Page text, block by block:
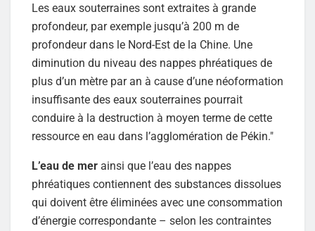
Les eaux souterraines sont extraites à grande
profondeur, par exemple jusqu’à 200 m de
profondeur dans le Nord-Est de la Chine. Une
diminution du niveau des nappes phréatiques de
plus d’un mètre par an à cause d’une néoformation
insuffisante des eaux souterraines pourrait
conduire à la destruction à moyen terme de cette
ressource en eau dans l’agglomération de Pékin."
L’eau de mer ainsi que l’eau des nappes
phréatiques contiennent des substances dissolues
qui doivent être éliminées avec une consommation
d’énergie correspondante – selon les contraintes